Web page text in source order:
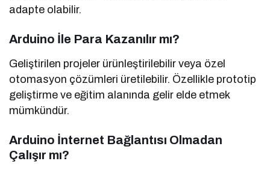
adapte olabilir.
Arduino İle Para Kazanılır mı?
Geliştirilen projeler ürünleştirilebilir veya özel
otomasyon çözümleri üretilebilir. Özellikle prototip
geliştirme ve eğitim alanında gelir elde etmek
mümkündür.
Arduino İnternet Bağlantısı Olmadan
Çalışır mı?